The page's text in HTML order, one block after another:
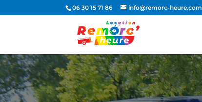
06 30 15 71 86 info@remorc-heure.com